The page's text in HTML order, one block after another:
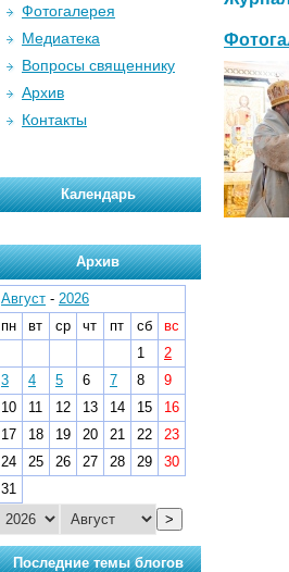
Фотогалерея
Медиатека
Вопросы священнику
Архив
Контакты
Календарь
Архив
Август - 2026
пн
вт ср чт пт сб
вс
1
2
3
4 5 6 7 8
9
10
11 12 13 14 15
16
17
18 19 20 21 22
23
24
25 26 27 28 29
30
31
>
Последние темы блогов